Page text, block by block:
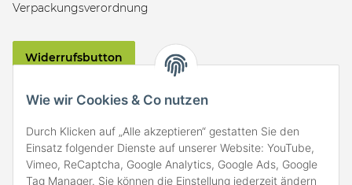
Wie wir Cookies & Co nutzen
Durch Klicken auf „Alle akzeptieren“ gestatten Sie den
Einsatz folgender Dienste auf unserer Website: YouTube,
Vimeo, ReCaptcha, Google Analytics, Google Ads, Google
Tag Manager. Sie können die Einstellung jederzeit ändern
Verpackungsverordnung
Widerrufsbutton